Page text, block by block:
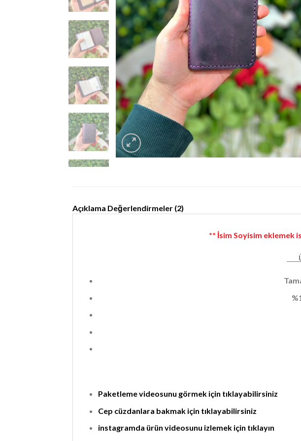
Açıklama Değerlendirmeler (2)
** İsim Soyisim eklemek
Paketleme videosunu görmek için tıklayabilirsiniz
Cep cüzdanlara bakmak için tıklayabilirsiniz
instagramda ürün videosunu izlemek için tıklayın